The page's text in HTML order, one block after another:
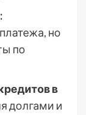
но
по
в
долгами и